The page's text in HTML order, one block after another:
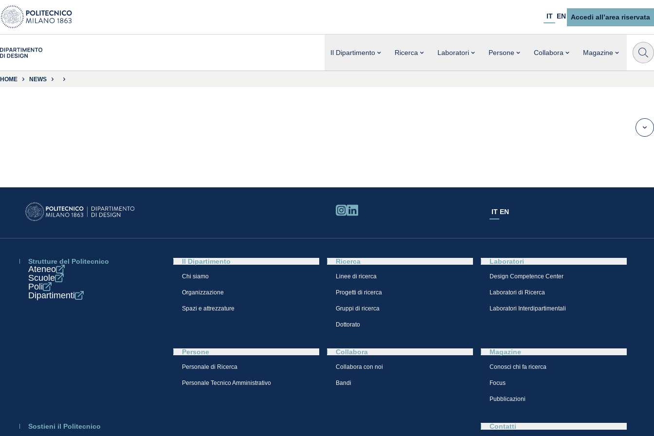
IT EN Accedi all’area riservata
Il Dipartimento Ricerca Laboratori Persone Collabora Magazine
HOME NEWS
IT EN
Strutture del Politecnico
Ateneo
Scuole
Poli
Dipartimenti
Il Dipartimento
Chi siamo
Organizzazione
Spazi e attrezzature
Ricerca
Linee di ricerca
Progetti di ricerca
Gruppi di ricerca
Dottorato
Laboratori
Design Competence Center​
Laboratori di Ricerca
Laboratori Interdipartimentali
Persone
Personale di Ricerca
Personale Tecnico Amministrativo
Collabora
Collabora con noi
Bandi
Magazine
Conosci chi fa ricerca
Focus
Pubblicazioni
Sostieni il Politecnico Contatti